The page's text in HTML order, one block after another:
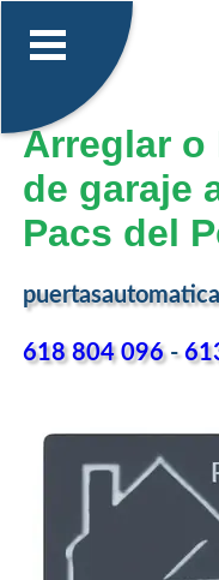
Arreglar o
de garaje
Pacs del
618 804 096-